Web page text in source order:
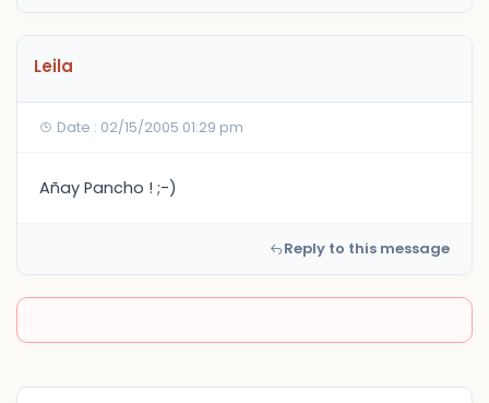
Leila
Date : 02/15/2005 01:29 pm
Añay Pancho ! ;-)
Reply to this message